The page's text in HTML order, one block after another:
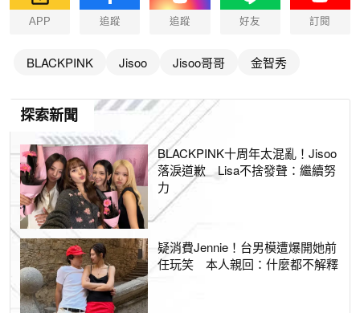
APP 追蹤 追蹤 好友 訂閱
BLACKPINK Jisoo Jisoo哥哥 金智秀
探索新聞
BLACKPINK十周年太混亂！Jisoo
落淚道歉 Lisa不捨發聲：繼續努
力
疑消費Jennie！台男模遭爆開她前
任玩笑 本人親回：什麼都不解釋